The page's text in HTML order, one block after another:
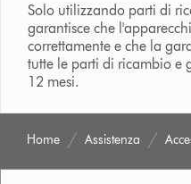
Solo utilizzando parti di
garantisce che
correttamente e che la
tutte le parti di ricambio e
12 mesi.
Home Assistenza